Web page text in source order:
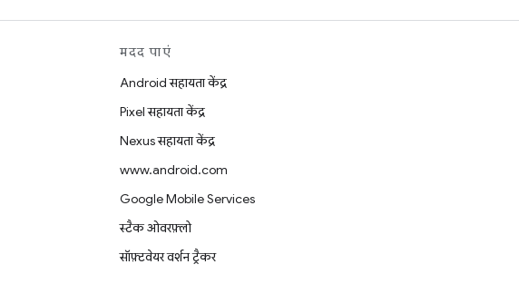
मदद पाएं
Android सहायता केंद्र
Pixel सहायता केंद्र
Nexus सहायता केंद्र
www.android.com
Google Mobile Services
स्टैक ओवरफ़्लो
सॉफ़्टवेयर वर्शन ट्रैकर